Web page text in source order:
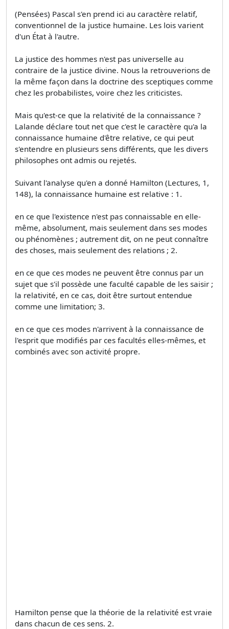
(Pensées) Pascal s'en prend ici au caractère relatif,
conventionnel de la justice humaine. Les lois varient
d'un État à l'autre.
La justice des hommes n'est pas universelle au
contraire de la justice divine. Nous la retrouverions de
la même façon dans la doctrine des sceptiques comme
chez les probabilistes, voire chez les criticistes.
Mais qu'est-ce que la relativité de la connaissance ?
Lalande déclare tout net que c'est le caractère qu'a la
connaissance humaine d'être relative, ce qui peut
s'entendre en plusieurs sens différents, que les divers
philosophes ont admis ou rejetés.
Suivant l'analyse qu'en a donné Hamilton (Lectures, 1,
148), la connaissance humaine est relative : 1.
en ce que l'existence n'est pas connaissable en elle-
même, absolument, mais seulement dans ses modes
ou phénomènes ; autrement dit, on ne peut connaître
des choses, mais seulement des relations ; 2.
en ce que ces modes ne peuvent être connus par un
sujet que s'il possède une faculté capable de les saisir ;
la relativité, en ce cas, doit être surtout entendue
comme une limitation; 3.
en ce que ces modes n'arrivent à la connaissance de
l'esprit que modifiés par ces facultés elles-mêmes, et
combinés avec son activité propre.
Hamilton pense que la théorie de la relativité est vraie
dans chacun de ces sens. 2.